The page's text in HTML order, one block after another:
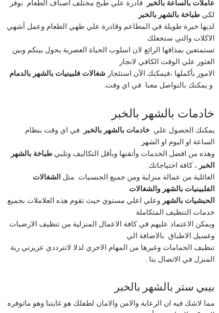
عاملات بالساعة بالخبر قادرة علي طبخ مختلف اصناف الطعام نوفر
لكيطباخة بالشهر بالخبر
لديها خبرة طويلة في المطاعم وقادرة علي طهي الطعام وعمل أشهي
الاكلات والتي ستجعلك
تستمتعين بمذاقها الرائع لان اسلوب الحياة العصرية يحول بينكم وبين
العثور علي الوقت الكافي لانجاز
الامور بأكملها ،فيمكنك الآن استئجار شغالات فلبينيات بالشهر بالدمام
و يمكنك بالتواصل معنا في اي وقت.
خادمات بالشهر بالخبر
يمكنك الحصول عليخادمات بالشهر بالخبر
في اي وقت بنظام
الساعة او اليوم او الشهر
وهذه من افضل الخدمات وأتقنها وبأقل التكاليف وتلبيطباخة بالشهر
الخبر ، كافة احتياجاتك
العائلية من عمالة منزلية ومن جميع الجنسيات مثلالشغالات
الفلبينيات بالشهر والشغالات
الحبشيات بالشهر وعلي اعلي مستوي حيث تقوم هذه العلاملات بجميع
خدمات التنظيف المتكاملة
ويمكن الاعتماد عليهم في كافة الاعمال المنزلية من تنظيف الارضيات
وغسيل الاطباق بالاضافة الي
تنظيف الحمامات وغيرها من المهام الاخري لذلا لاتترددي عزيزتي ربة
المنزل في الاتصال بنا .
بيبي ستر بالشهر بالخبر
مما لاشك فيه ان الرعاية والامن والامان لطفلك هو غايتنا وهو ماتوفره